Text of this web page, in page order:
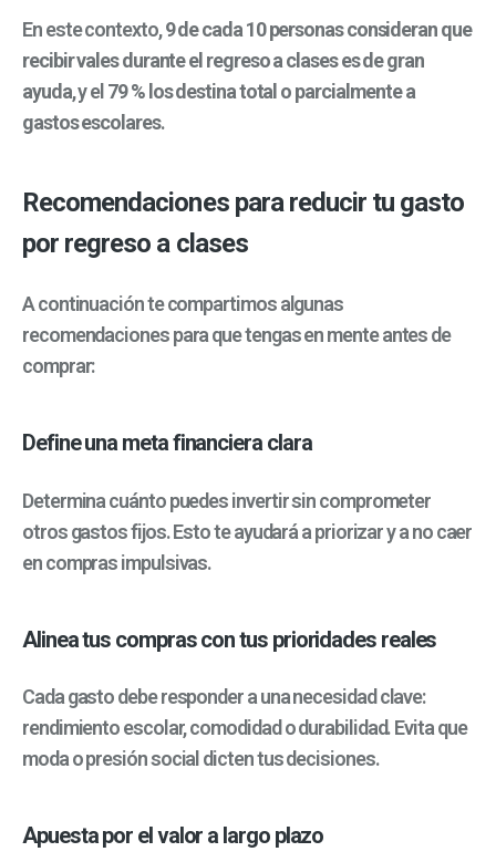
En este contexto,9 de cada 10 personas consideran que
recibir vales durante el regreso a clases es de gran
ayuda, y el79 % los destina total o parcialmente a
gastos escolares.
Recomendaciones para reducir tu gasto
por regreso a clases
A continuación te compartimos algunas
recomendaciones para que tengas en mente antes de
comprar:
Define una meta financiera clara
Determina cuánto puedes invertir sin comprometer
otros gastos fijos. Esto te ayudará a priorizar y a no caer
en compras impulsivas.
Alinea tus compras con tus prioridades reales
Cada gasto debe responder a una necesidad clave:
rendimiento escolar, comodidad o durabilidad. Evita que
moda o presión social dicten tus decisiones.
Apuesta por el valor a largo plazo